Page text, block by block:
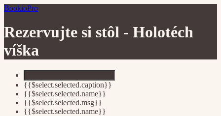
BookioPro
Rezervujte si stôl - Holotéch
víška
{{$select.selected.caption}}
{{$select.selected.name}}
{{$select.selected.msg}}
{{$select.selected.name}}